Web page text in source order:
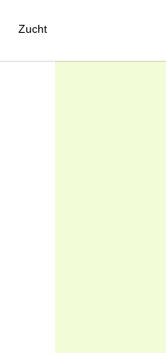
Zucht